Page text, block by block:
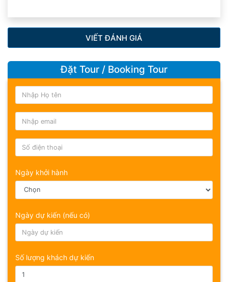
tuyệt đẹp của Nhật Bản - tuyệt vời nhất vào mùa đông
Đến giờ hẹn, HDV cùng đoàn về khách sạn nhận
phòng nghỉ ngơi hoặc tự do khám phá Osaka về đêm
hoặc quý khách có thể chủ động và linh hoạt thời
VIẾT ĐÁNH GIÁ
Đặt Tour / Booking Tour
Ngày khởi hành
Ngày dự kiến (nếu có)
Số lượng khách dự kiến